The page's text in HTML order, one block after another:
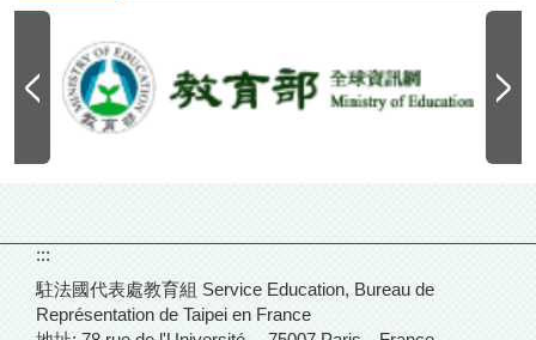
:::
駐法國代表處教育組 Service Education, Bureau de
Représentation de Taipei en France